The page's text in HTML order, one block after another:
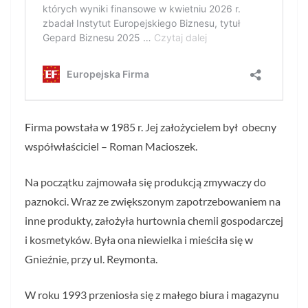
Firma powstała w 1985 r. Jej założycielem był obecny
współwłaściciel – Roman Macioszek.
Na początku zajmowała się produkcją zmywaczy do
paznokci. Wraz ze zwiększonym zapotrzebowaniem na
inne produkty, założyła hurtownia chemii gospodarczej
i kosmetyków. Była ona niewielka i mieściła się w
Gnieźnie, przy ul. Reymonta.
W roku 1993 przeniosła się z małego biura i magazynu